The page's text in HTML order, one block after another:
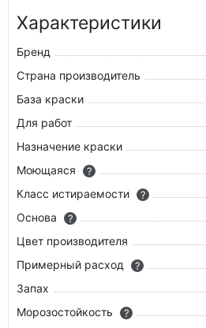
Характеристики
Бренд
Страна производитель
База краски
Для работ
Назначение краски
Моющаяся
?
Класс истираемости
?
Основа
?
Цвет производителя
Примерный расход
?
Запах
Морозостойкость
?